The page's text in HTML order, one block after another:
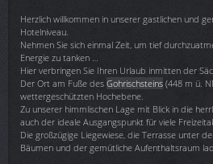
Herzlich willkommen in unserer gastlichen und
Hotelniveau.
Nehmen Sie sich einmal Zeit, um tief
Energie zu tanken …
Hier verbringen Sie Ihren Urlaub inmitten der
Der Ort am Fuße des Gohrischsteins (448 m ü.
wettergeschützten Hochebene.
Zu unserer himmlischen Lage mit Blick in die
auch der ideale Ausgangspunkt für viele
Die großzügige Liegewiese, die Terrasse unter
Bäumen und der gemütliche Aufenthaltsraum